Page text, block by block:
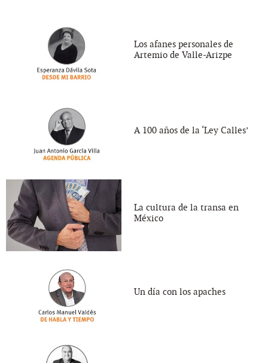
Los afanes personales de
Artemio de Valle-Arizpe
A 100 años de la ‘Ley Calles’
La cultura de la transa en
México
Un día con los apaches